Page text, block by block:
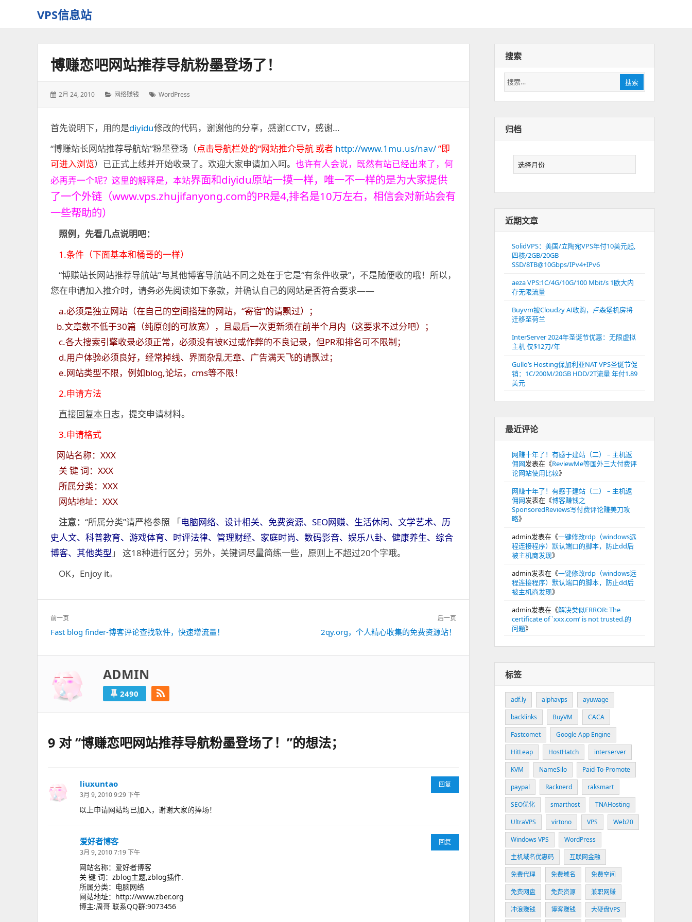
VPS信息站
个
博赚恋吧网站推荐导航粉墨登场了！
发
2月 24, 2010
分
网络赚钱
标
WordPress
首先说明下，用的是diyidu修改的代码，谢谢他的分享，感谢CCTV，感谢…
“博赚站长网站推荐导航站”粉墨登场（点击导航栏处的“网站推介导航 或者 http://www.1mu.us/nav/”即
可进入浏览）已正式上线并开始收录了。欢迎大家申请加入呵。 也许有人会说，既然有站已经出来了，何
必再弄一个呢？这里的解释是，本站界面和diyidu原站一摸一样，唯一不一样的是为大家提供
了一个外链（www.vps.zhujifanyong.com的PR是4,排名是10万左右，相信会对新站会有
一些帮助的）
照例，先看几点说明吧：
1.条件（下面基本和桶哥的一样）
“博赚站长网站推荐导航站”与其他博客导航站不同之处在于它是“有条件收录”，不是随便收的哦！所以，
您在申请加入推介时，请务必先阅读如下条款，并确认自己的网站是否符合要求——
a.必须是独立网站（在自己的空间搭建的网站，“寄宿”的请飘过）；
b.文章数不低于30篇（纯原创的可放宽），且最后一次更新须在前半个月内（这要求不过分吧）；
c.各大搜索引擎收录必须正常，必须没有被K过或作弊的不良记录，但PR和排名可不限制；
d.用户体验必须良好，经常掉线、界面杂乱无章、广告满天飞的请飘过；
e.网站类型不限，例如blog,论坛，cms等不限！
2.申请方法
直接回复本日志，提交申请材料。
3.申请格式
网站名称：XXX
关 键 词：XXX
所属分类：XXX
网站地址：XXX
注意： “所属分类”请严格参照 「电脑网络、设计相关、免费资源、SEO网赚、生活休闲、文学艺术、历
史人文、科普教育、游戏体育、时评法律、管理财经、家庭时尚、数码影音、娱乐八卦、健康养生、综合
博客、其他类型 」 这18种进行区分；另外，关键词尽量简练一些，原则上不超过20个字哦。
OK，Enjoy it。
文
章
航
前一页
上
篇：
Fast blog finder-博客评论查找软件，快速增流量！
后一页
篇：
2qy.org，个人精心收集的免费资源站！
ADMIN
2490
9 对 “博赚恋吧网站推荐导航粉墨登场了！”的想法；
liuxuntao
道：
3月 9, 2010 9:29 下午
以上申请网站均已加入，谢谢大家的捧场！
回复
爱好者博客
道：
3月 9, 2010 7:19 下午
网站名称：爱好者博客
关 键 词：zblog主题,zblog插件.
所属分类：电脑网络
网站地址：http://www.zber.org
博主:周哥 联系QQ群:9073456
回复
搜索
搜
索：
搜索
归档
近期文章
SolidVPS：美国/立陶宛VPS年付10美元起,
四核/2GB/20GB
SSD/8TB@10Gbps/IPv4+IPv6
aeza VPS:1C/4G/10G/100 Mbit/s 1欧大内
存无限流量
Buyvm被Cloudzy AI收购，卢森堡机房将
迁移至荷兰
InterServer 2024年圣诞节优惠：无限虚拟
主机 仅$12刀/年
Gullo’s Hosting保加利亚NAT VPS圣诞节促
销：1C/200M/20GB HDD/2T流量 年付1.89
美元
最近评论
网赚十年了！有感于建站（二） – 主机返
佣网发表在《ReviewMe等国外三大付费评
论网站使用比较》
网赚十年了！有感于建站（二） – 主机返
佣网发表在《博客赚钱之
SponsoredReviews写付费评论赚美刀攻
略》
admin发表在《一键修改rdp（windows远
程连接程序）默认端口的脚本，防止dd后
被主机商发现》
admin发表在《一键修改rdp（windows远
程连接程序）默认端口的脚本，防止dd后
被主机商发现》
admin发表在《解决类似ERROR: The
certificate of `xxx.com’ is not trusted.的
问题》
标签
adf.ly alphavps
ayuwage
backlinks
BuyVM
CACA
Fastcomet
Google App Engine
HitLeap
HostHatch
interserver
KVM
NameSilo
Paid-To-Promote
paypal
Racknerd
raksmart
SEO优化
smarthost
TNAHosting
UltraVPS
virtono VPS
Web20
Windows VPS
WordPress
主机域名优惠码
互联网金融
免费代理
免费域名
免费空间
免费网盘
免费资源
兼职网赚
冲浪赚钱
博客赚钱
大硬盘VPS